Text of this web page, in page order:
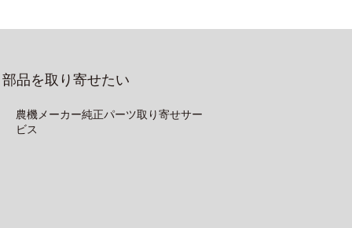
部品を取り寄せたい
農機メーカー純正パーツ取り寄せサー
ビス